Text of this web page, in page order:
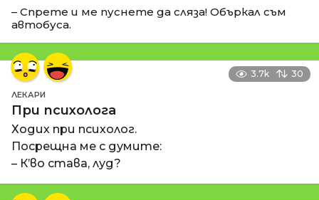
– Спрете и ме пуснете да сляза! Объркал съм
автобуса.
3.7k 30
ЛЕКАРИ
При психолога
Ходих при психолог.
Посрещна ме с думите:
– К’во става, луд?